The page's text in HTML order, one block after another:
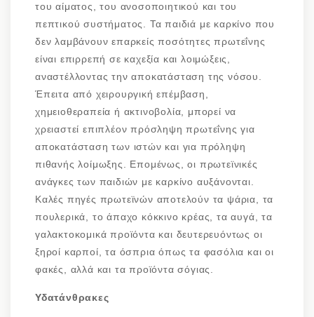
του αίματος, του ανοσοποιητικού και του
πεπτικού συστήματος. Τα παιδιά με καρκίνο που
δεν λαμβάνουν επαρκείς ποσότητες πρωτεΐνης
είναι επιρρεπή σε καχεξία και λοιμώξεις,
αναστέλλοντας την αποκατάσταση της νόσου.
Έπειτα από χειρουργική επέμβαση,
χημειοθεραπεία ή ακτινοβολία, μπορεί να
χρειαστεί επιπλέον πρόσληψη πρωτεΐνης για
αποκατάσταση των ιστών και για πρόληψη
πιθανής λοίμωξης. Επομένως, οι πρωτεϊνικές
ανάγκες των παιδιών με καρκίνο αυξάνονται.
Καλές πηγές πρωτεϊνών αποτελούν τα ψάρια, τα
πουλερικά, το άπαχο κόκκινο κρέας, τα αυγά, τα
γαλακτοκομικά προϊόντα και δευτερευόντως οι
ξηροί καρποί, τα όσπρια όπως τα φασόλια και οι
φακές, αλλά και τα προϊόντα σόγιας.
Υδατάνθρακες